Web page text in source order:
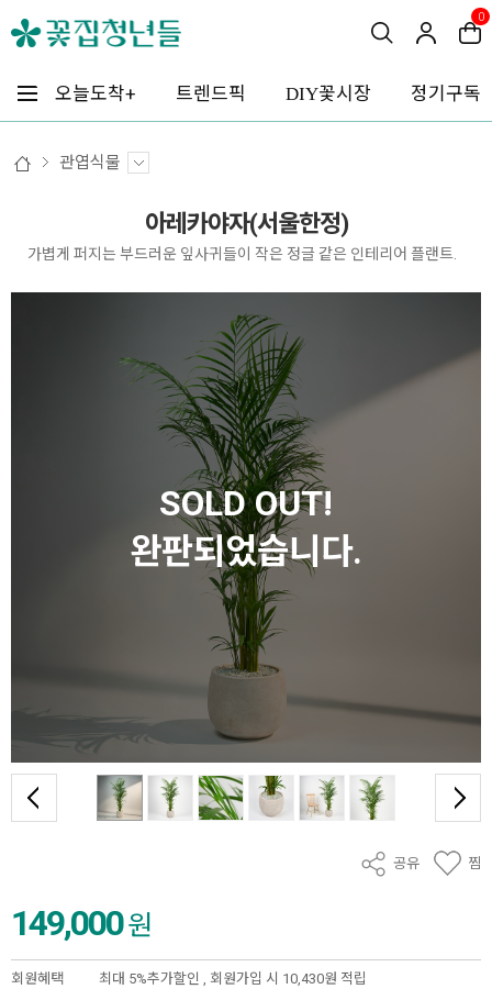
0
오늘도착+ 트렌드픽 DIY꽃시장 정기구독
관엽식물
아레카야자(서울한정)
가볍게 퍼지는 부드러운 잎사귀들이 작은 정글 같은 인테리어 플랜트.
SOLD OUT!
완판되었습니다.
공유 찜
149,000원
회원혜택 최대 5%추가할인 , 회원가입 시 10,430원 적립